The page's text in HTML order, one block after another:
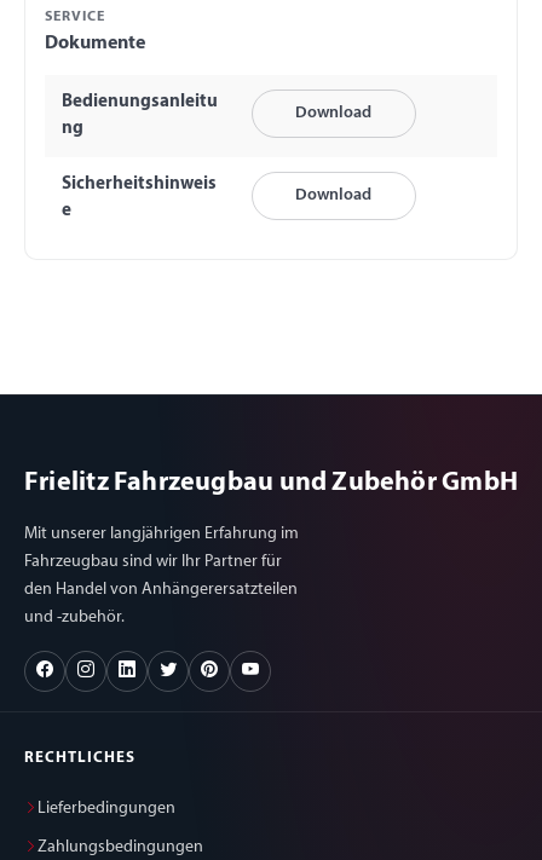
SERVICE
Dokumente
Bedienungsanleitu
ng
Download
Sicherheitshinweis
e
Download
Frielitz Fahrzeugbau und Zubehör GmbH
Mit unserer langjährigen Erfahrung im
Fahrzeugbau sind wir Ihr Partner für
den Handel von Anhängerersatzteilen
und -zubehör.
RECHTLICHES
Lieferbedingungen
Zahlungsbedingungen